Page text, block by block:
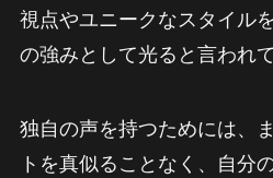
視点やユニークなスタイル
の強みとして光ると言われ
独自の声を持つためには、
トを真似ることなく、自分